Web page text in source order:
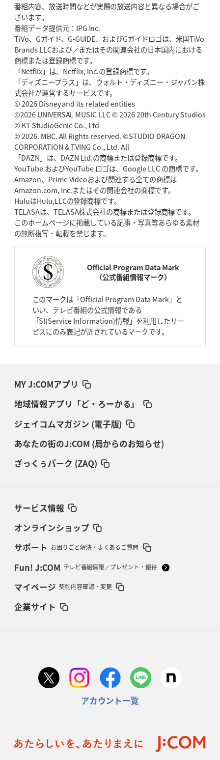
番組内容、放送時間などが実際の放送内容と異なる場合がご
ざいます。
番組データ提供元：IPG Inc.
TiVo、Gガイド、G-GUIDE、およびGガイドロゴは、米国TiVo
Brands LLCおよび／またはその関連会社の日本国内における
商標または登録商標です。
「Netflix」は、Netflix, Inc.の登録商標です。
「ディズニープラス」は、ウォルト・ディズニー・ジャパン株
式会社が運営するサービスです。
© 2026 Disney and its related entities
©2026 UNIVERSAL MUSIC LLC © 2026 20th Century Studios
© KT StudioGenie Co., Ltd
© 2026. MBC. All Rights reserved. ©STUDIO DRAGON
CORPORATION & TVING Co., Ltd. All
「DAZN」は、DAZN Ltd.の商標または登録商標です。
YouTube およびYouTube ロゴは、Google LLC の商標です。
Amazon、Prime Videoおよび関連する全ての商標は
Amazon.com, Inc.またはその関連会社の商標です。
HuluはHulu,LLCの登録商標です。
TELASAは、TELASA株式会社の商標または登録商標です。
このホームページに掲載している記事・写真等あらゆる素材
の無断複写・転載を禁じます。
Official Program Data Mark
（公式番組情報マーク）
このマークは「Official Program Data Mark」と
いい、テレビ番組の公式情報である
「SI(Service Information)情報」を利用したサー
ビスにのみ表記が許されているマークです。
MY J:COMアプリ
地域情報アプリ「ど・ろーかる」
ジェイコムマガジン (電子版)
あなたの街のJ:COM (局からのお知らせ)
ざっくぅパーク (ZAQ)
サービス情報
オンラインショップ
サポート お困りごと解決・よくあるご質問
Fun! J:COM テレビ番組情報／プレゼント・優待
マイページ 契約内容確認・変更
企業サイト
アカウント一覧